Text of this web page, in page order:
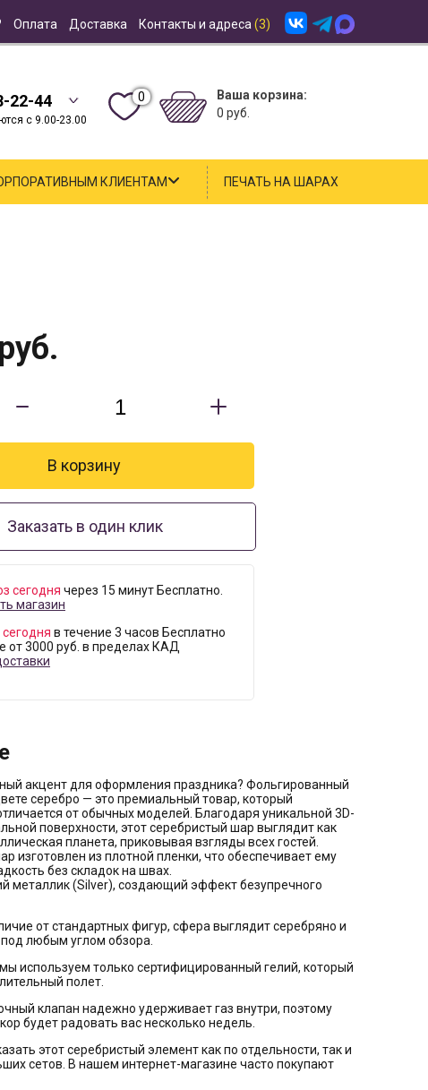
Оплата Доставка Контакты и адреса (3)
22-44
с 9.00-23.00
0
Ваша корзина:
0 руб.
КЛИЕНТАМ ПЕЧАТЬ НА ШАРАХ
руб.
Заказать в один клик
сегодня через 15 минут Бесплатно.
магазин
в течение 3 часов Бесплатно
от 3000 руб. в пределах КАД
акцент для оформления праздника? Фольгированный
серебро — это премиальный товар, который
от обычных моделей. Благодаря уникальной 3D-
поверхности, этот серебристый шар выглядит как
планета, приковывая взгляды всех гостей.
изготовлен из плотной пленки, что обеспечивает ему
без складок на швах.
металлик (Silver), создающий эффект безупречного
от стандартных фигур, сфера выглядит серебряно и
любым углом обзора.
используем только сертифицированный гелий, который
полет.
клапан надежно удерживает газ внутри, поэтому
будет радовать вас несколько недель.
этот серебристый элемент как по отдельности, так и
сетов. В нашем интернет-магазине часто покупают